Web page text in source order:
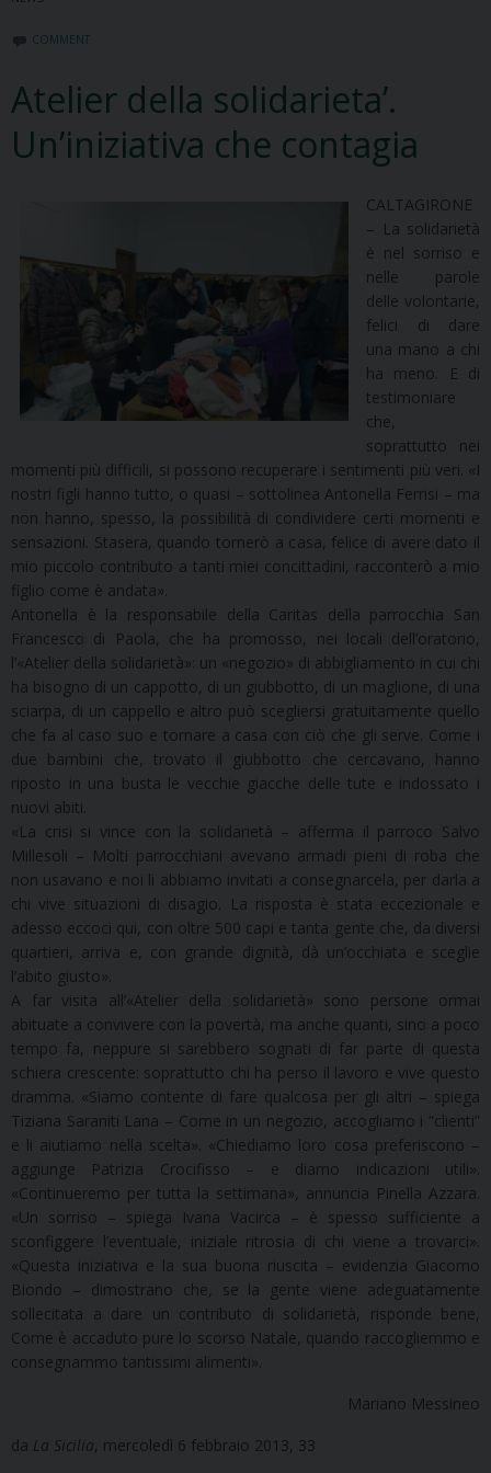
COMMENT
Atelier della solidarieta’.
Un’iniziativa che contagia
CALTAGIRONE
– La solidarietà
è nel sorriso e
nelle parole
delle volontarie,
felici di dare
una mano a chi
ha meno. E di
testimoniare
che,
soprattutto nei
momenti più difficili, si possono recuperare i sentimenti più veri. «I
nostri figli hanno tutto, o quasi – sottolinea Antonella Ferrisi – ma
non hanno, spesso, la possibilità di condividere certi momenti e
sensazioni. Stasera, quando tornerò a casa, felice di avere dato il
mio piccolo contributo a tanti miei concittadini, racconterò a mio
figlio come è andata».
Antonella è la responsabile della Caritas della parrocchia San
Francesco di Paola, che ha promosso, nei locali dell’oratorio,
l’«Atelier della solidarietà»: un «negozio» di abbigliamento in cui chi
ha bisogno di un cappotto, di un giubbotto, di un maglione, di una
sciarpa, di un cappello e altro può scegliersi gratuitamente quello
che fa al caso suo e tornare a casa con ciò che gli serve. Come i
due bambini che, trovato il giubbotto che cercavano, hanno
riposto in una busta le vecchie giacche delle tute e indossato i
nuovi abiti.
«La crisi si vince con la solidarietà – afferma il parroco Salvo
Millesoli – Molti parrocchiani avevano armadi pieni di roba che
non usavano e noi li abbiamo invitati a consegnarcela, per darla a
chi vive situazioni di disagio. La risposta è stata eccezionale e
adesso eccoci qui, con oltre 500 capi e tanta gente che, da diversi
quartieri, arriva e, con grande dignità, dà un’occhiata e sceglie
l’abito giusto».
A far visita all’«Atelier della solidarietà» sono persone ormai
abituate a convivere con la povertà, ma anche quanti, sino a poco
tempo fa, neppure si sarebbero sognati di far parte di questa
schiera crescente: soprattutto chi ha perso il lavoro e vive questo
dramma. «Siamo contente di fare qualcosa per gli altri – spiega
Tiziana Saraniti Lana – Come in un negozio, accogliamo i “clienti”
e li aiutiamo nella scelta». «Chiediamo loro cosa preferiscono –
aggiunge Patrizia Crocifisso – e diamo indicazioni utili».
«Continueremo per tutta la settimana», annuncia Pinella Azzara.
«Un sorriso – spiega Ivana Vacirca – è spesso sufficiente a
sconfiggere l’eventuale, iniziale ritrosia di chi viene a trovarci».
«Questa iniziativa e la sua buona riuscita – evidenzia Giacomo
Biondo – dimostrano che, se la gente viene adeguatamente
sollecitata a dare un contributo di solidarietà, risponde bene,
Come è accaduto pure lo scorso Natale, quando raccogliemmo e
consegnammo tantissimi alimenti».
Mariano Messineo
da La Sicilia, mercoledì 6 febbraio 2013, 33